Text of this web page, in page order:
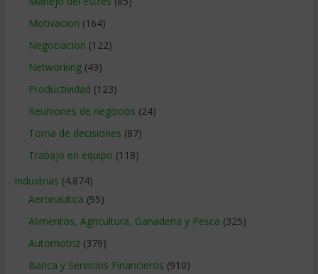
Motivacion (164)
Negociacion (122)
Networking(49)
Productividad (123)
Reuniones de negocios (24)
Toma de decisiones (87)
Trabajo en equipo (118)
Industrias (4.874)
Aeronautica (95)
Alimentos, Agricultura, Ganaderia y Pesca (325)
Automotriz(379)
Banca y Servicios Financieros (910)